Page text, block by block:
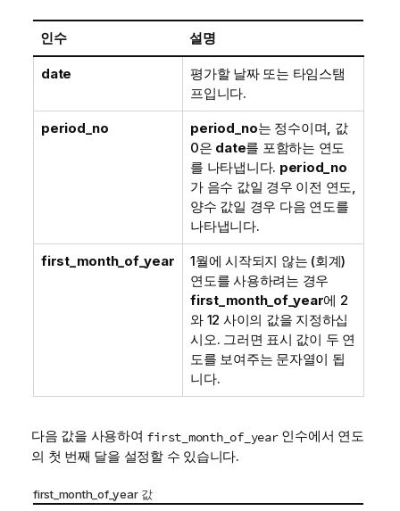
인수 설명
date
평가할 날짜 또는 타임스탬
프입니다.
period_no period_no는 정수이며, 값
0은 date를 포함하는 연도
를 나타냅니다. period_no
가 음수 값일 경우 이전 연도,
양수 값일 경우 다음 연도를
나타냅니다.
first_month_of_year
1월에 시작되지 않는 (회계)
연도를 사용하려는 경우
first_month_of_year에 2
와 12 사이의 값을 지정하십
시오. 그러면 표시 값이 두 연
도를 보여주는 문자열이 됩
니다.
다음 값을 사용하여 first_month_of_year인수에서 연도
의 첫 번째 달을 설정할 수 있습니다.
first_month_of_year 값